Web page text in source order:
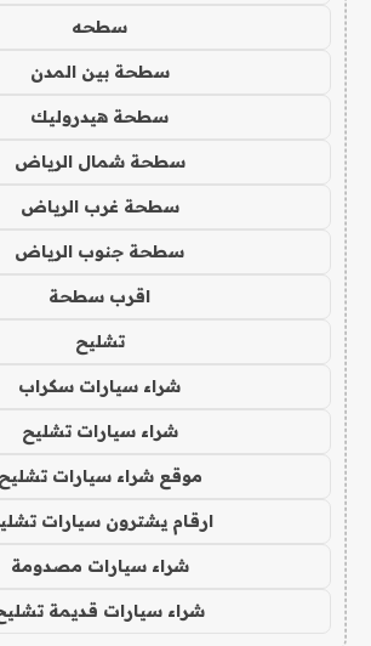
سطحه
سطحة بين المدن
سطحة هيدروليك
سطحة شمال الرياض
سطحة غرب الرياض
سطحة جنوب الرياض
اقرب سطحة
تشليح
شراء سيارات سكراب
شراء سيارات تشليح
موقع شراء سيارات تشليح
ارقام يشترون سيارات
شراء سيارات مصدومة
شراء سيارات قديمة